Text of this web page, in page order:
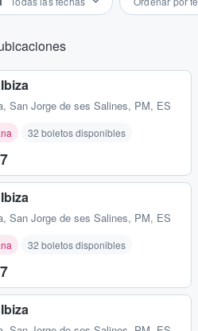
, San Jorge de ses Salines, PM, ES
32 boletos disponibles
, San Jorge de ses Salines, PM, ES
32 boletos disponibles